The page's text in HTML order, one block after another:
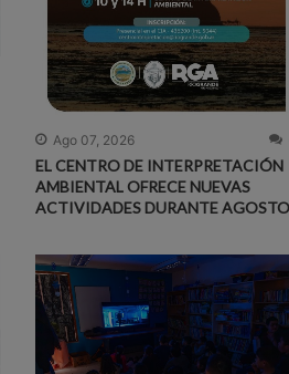
Ago 07, 2026
EL CENTRO DE INTERPRETACIÓN
AMBIENTAL OFRECE NUEVAS
ACTIVIDADES DURANTE